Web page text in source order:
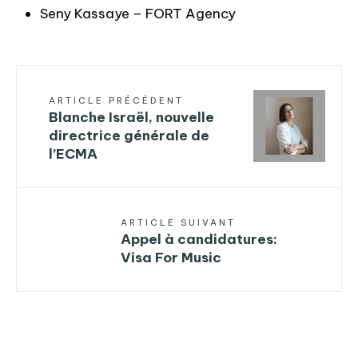
Seny Kassaye – FORT Agency
ARTICLE PRÉCÉDENT
Blanche Israël, nouvelle
directrice générale de
l’ECMA
ARTICLE SUIVANT
Appel à candidatures:
Visa For Music